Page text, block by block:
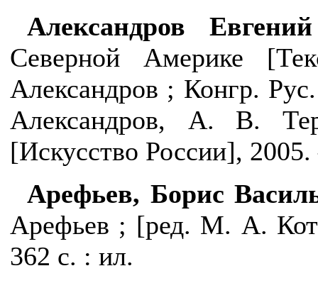
Александров
Северной Америке
Александров ; Конгр.
Александров, А.
В.
[Искусство России],
Арефьев, Борис
Арефьев ; [ред. М. А.
362 с. : ил.